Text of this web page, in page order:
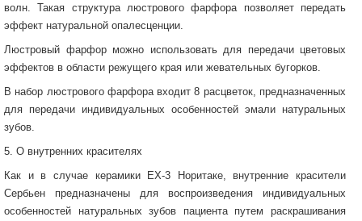
волн. Такая структура люстрового фарфора позволяет передать
эффект натуральной опалесценции.
Люстровый фарфор можно использовать для передачи цветовых
эффектов в области режущего края или жевательных бугорков.
В набор люстрового фарфора входит 8 расцветок, предназначенных
для передачи индивидуальных особенностей эмали натуральных
зубов.
5. О внутренних красителях
Как и в случае керамики ЕХ-3 Норитаке, внутренние красители
Сербьен предназначены для воспроизведения индивидуальных
особенностей натуральных зубов пациента путем раскрашивания